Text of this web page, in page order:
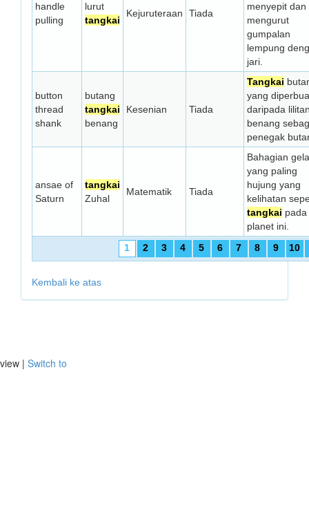
handle
pulling
lurut
tangkai
Kejuruteraan Tiada
menyepit dan
mengurut
gumpalan
lempung
jari.
button
thread
shank
butang
tangkai
benang
Kesenian Tiada
Tangkai
yang
daripada
benang
penegak
ansae of
Saturn
tangkai
Zuhal
Matematik Tiada
Bahagian
yang paling
hujung yang
kelihatan
tangkai pada
planet ini.
1
2 3 4 5 6 7 8 9 10
Kembali ke atas
view | Switch to